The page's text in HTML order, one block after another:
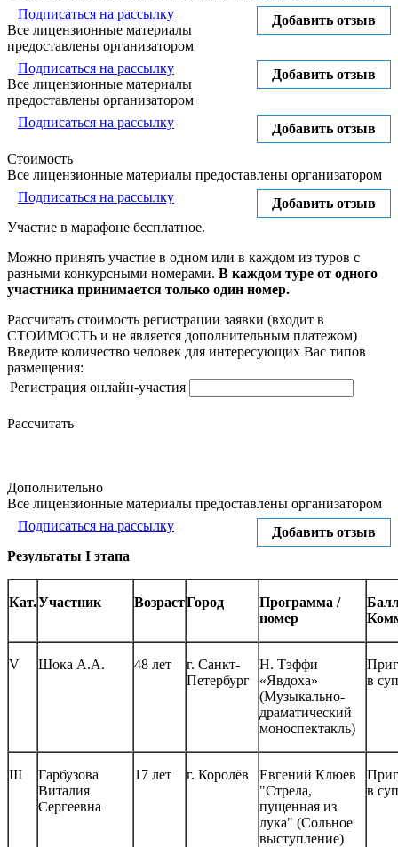
Добавить отзыв
Подписаться на рассылку
Все лицензионные материалы
предоставлены организатором
Добавить отзыв
Подписаться на рассылку
Все лицензионные материалы
предоставлены организатором
Добавить отзыв
Подписаться на рассылку
Стоимость
Все лицензионные материалы предоставлены организатором
Добавить отзыв
Подписаться на рассылку
Участие в марафоне бесплатное.
Можно принять участие в одном или в каждом из туров с
разными конкурсными номерами. В каждом туре от одного
участника принимается только один номер.
Рассчитать стоимость регистрации заявки (входит в
СТОИМОСТЬ и не является дополнительным платежом)
Введите количество человек для интересующих Вас типов
размещения:
Регистрация онлайн-участия
Рассчитать
Дополнительно
Все лицензионные материалы предоставлены организатором
Добавить отзыв
Подписаться на рассылку
Результаты I этапа
Кат.Участник ВозрастГород
Программа /
номер
V Шока А.А. 48 лет
г. Санкт-
Петербург
Н. Тэффи
«Явдоха»
(Музыкально-
драматический
моноспектакль)
в
III
Гарбузова
Виталия
Сергеевна
17 лет г. Королёв
Евгений Клюев
"Стрела,
пущенная из
лука" (Сольное
выступление)
в